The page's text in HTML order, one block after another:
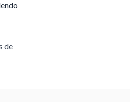
de